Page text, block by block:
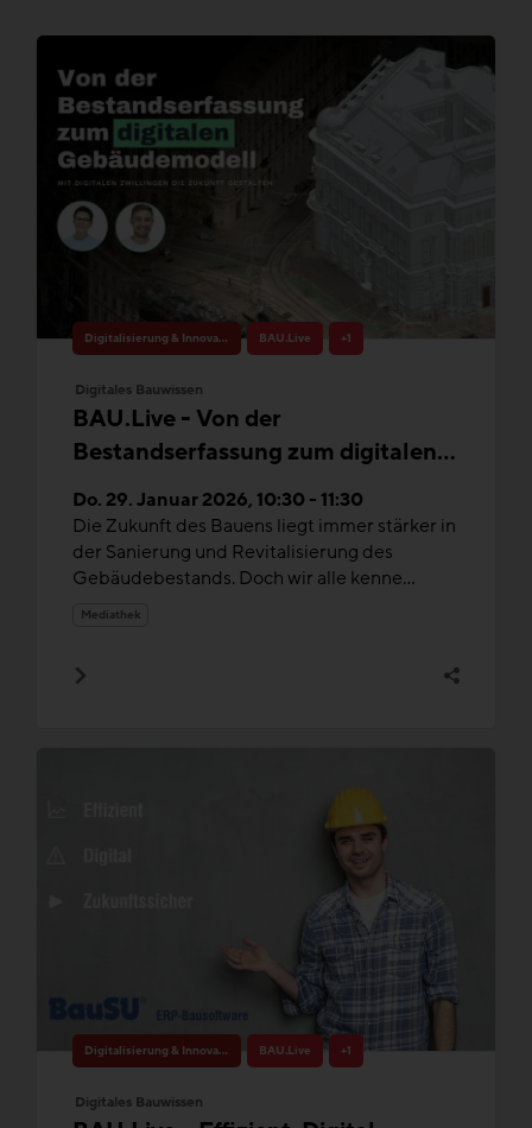
Digitalisierung & Innovation BAU.Live +1
Digitales Bauwissen
BAU.Live - Von der
Bestandserfassung zum digitalen
Gebäudemodell
Do. 29. Januar 2026, 10:30 - 11:30
Die Zukunft des Bauens liegt immer stärker in
der Sanierung und Revitalisierung des
Gebäudebestands. Doch wir alle kenne...
Mediathek
Digitalisierung & Innovation BAU.Live +1
Digitales Bauwissen